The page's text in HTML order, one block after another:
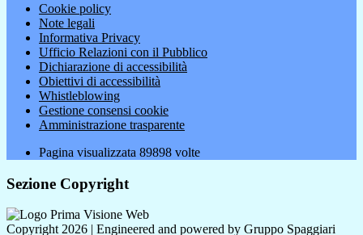
Cookie policy
Note legali
Informativa Privacy
Ufficio Relazioni con il Pubblico
Dichiarazione di accessibilità
Obiettivi di accessibilità
Whistleblowing
Gestione consensi cookie
Amministrazione trasparente
Pagina visualizzata 89898 volte
Sezione Copyright
Copyright 2026 | Engineered and powered by Gruppo Spaggiari